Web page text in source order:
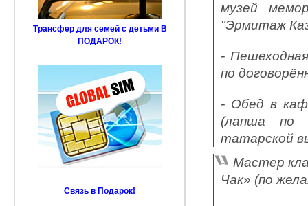
музей
"Эрмитаж
-
по
- Обед в
(лапша по
татарской
- Мастер
Чак» (по
Трансфер для семей с детьми В
ПОДАРОК!
Связь в Подарок!